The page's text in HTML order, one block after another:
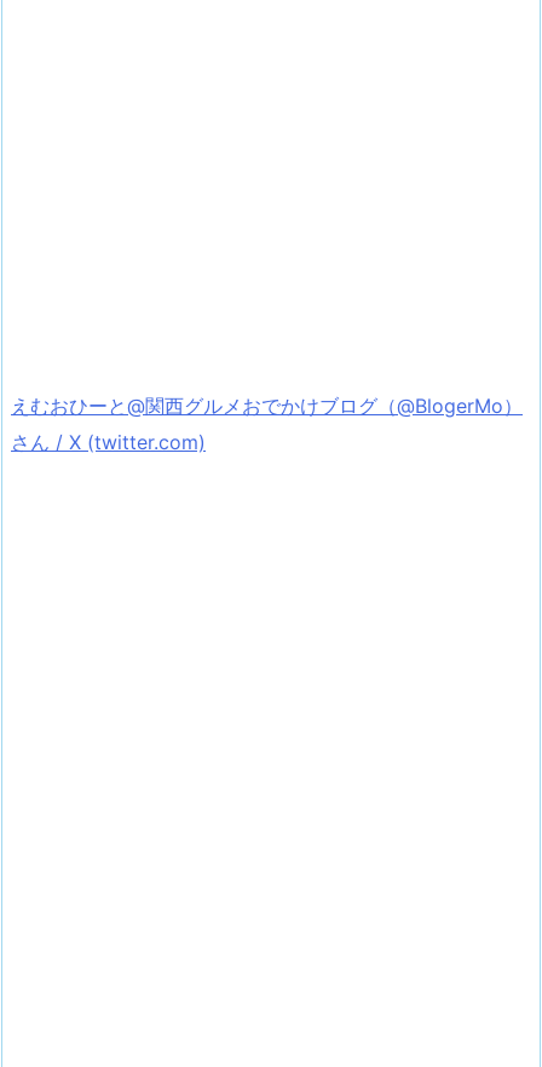
えむおひーと@関西グルメおでかけブログ（@BlogerMo）
さん / X (twitter.com)